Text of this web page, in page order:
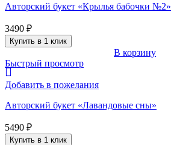
Авторский букет «Крылья бабочки №2»
3490 ₽
Купить в 1 клик
В корзину
Быстрый просмотр
Добавить в пожелания
Авторский букет «Лавандовые сны»
5490 ₽
Купить в 1 клик